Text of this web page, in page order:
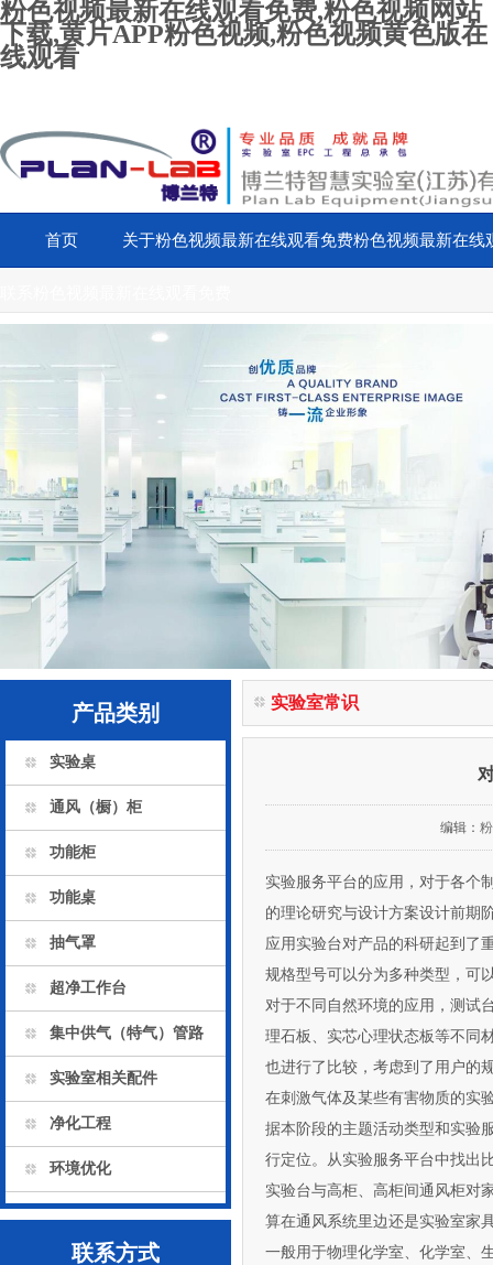
粉色视频最新在线观看免费,粉色视频网站
下载,黄片APP粉色视频,粉色视频黄色版在
线观看
首页 关于粉色视频最新在线观看免费粉色视频最新在线
产品类别
实验桌
通风（橱）柜
功能柜
功能桌
抽气罩
超净工作台
集中供气（特气）管路
实验室相关配件
净化工程
环境优化
联系方式
实验室常识
编辑：
实验服务平台的应用，对于各个
的理论研究与设计方案设计前期阶
应用实验台对产品的科研起到了重
规格型号可以分为多种类型，可以
对于不同自然环境的应用，测试
理石板、实芯心理状态板等不
也进行了比较，考虑到了用户的规定
在刺激气体及某些有害物质的实验
据本阶段的主题活动类型和实验
行定位。从实验服务平台中找出比
实验台与高柜、高柜间通风柜对
算在通风系统里边还是实验室家具系
一般用于物理化学室、化学室